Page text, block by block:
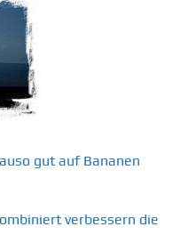
gut auf Bananen
verbessern die